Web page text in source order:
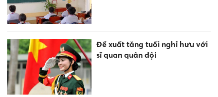
Đề xuất tăng tuổi nghỉ hưu với
sĩ quan quân đội